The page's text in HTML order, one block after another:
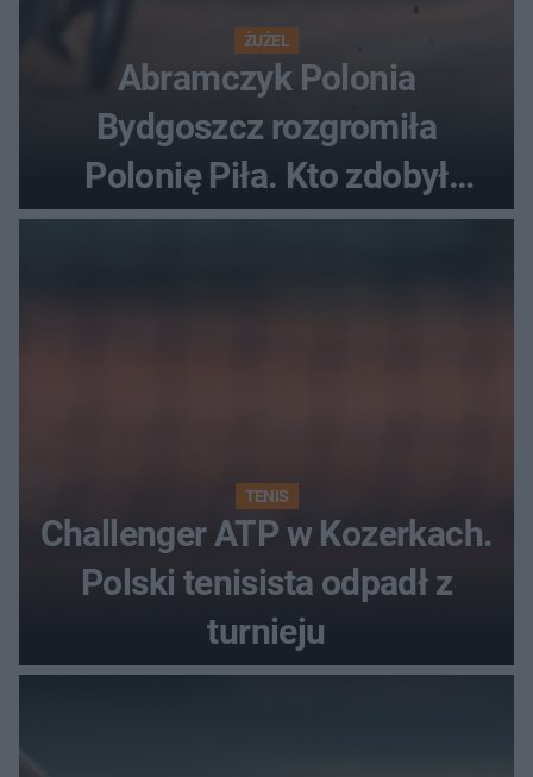
ŻUŻEL
Abramczyk Polonia
Bydgoszcz rozgromiła
Polonię Piła. Kto zdobył
najwięcej punktów?
TENIS
Challenger ATP w Kozerkach.
Polski tenisista odpadł z
turnieju